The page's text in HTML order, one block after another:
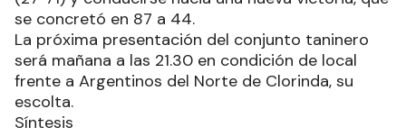
se concretó en 87 a 44.
La próxima presentación del conjunto taninero
será mañana a las 21.30 en condición de local
frente a Argentinos del Norte de Clorinda, su
escolta.
Síntesis